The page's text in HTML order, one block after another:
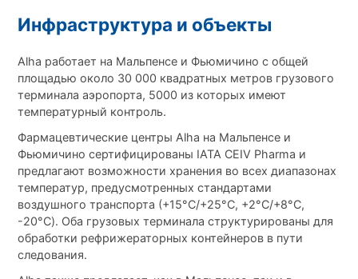
Инфраструктура и объекты
Alha работает на Мальпенсе и Фьюмичино с общей
площадью около 30 000 квадратных метров грузового
терминала аэропорта, 5000 из которых имеют
температурный контроль.
Фармацевтические центры Alha на Мальпенсе и
Фьюмичино сертифицированы IATA CEIV Pharma и
предлагают возможности хранения во всех диапазонах
температур, предусмотренных стандартами
воздушного транспорта (+15°C/+25°C, +2°C/+8°C,
-20°C). Оба грузовых терминала структурированы для
обработки рефрижераторных контейнеров в пути
следования.